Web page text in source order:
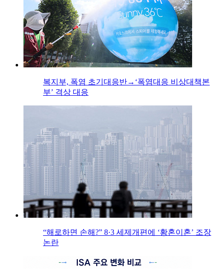
복지부, 폭염 초기대응반→‘폭염대응 비상대책본
부’ 격상 대응
“해로하면 손해?” 8·3 세제개편에 ‘황혼이혼’ 조장
논란